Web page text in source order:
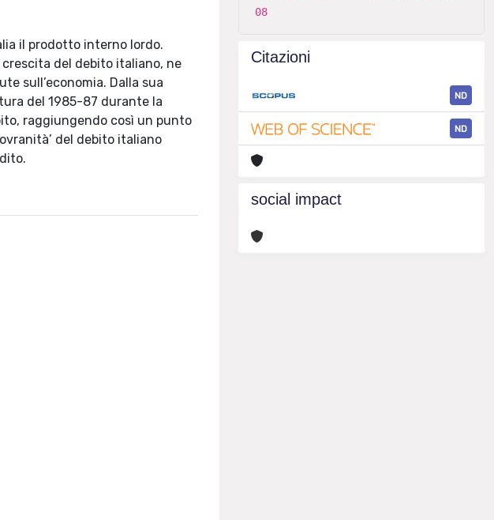
il prodotto interno lordo.
del debito italiano, ne
sull’economia. Dalla sua
del 1985-87 durante la
raggiungendo così un punto
del debito italiano
08
Citazioni
ND
ND
social impact